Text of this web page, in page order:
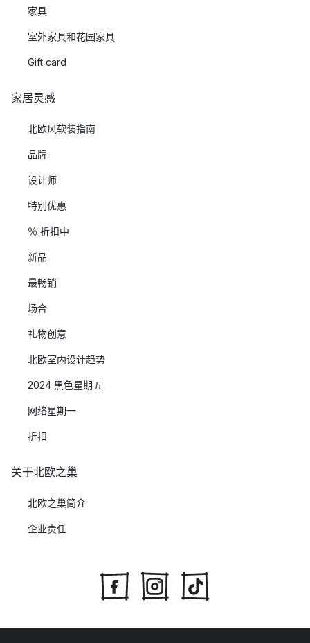
家具
室外家具和花园家具
Gift card
家居灵感
北欧风软装指南
品牌
设计师
特别优惠
％ 折扣中
新品
最畅销
场合
礼物创意
北欧室内设计趋势
2024 黑色星期五
网络星期一
折扣
关于北欧之巢
北欧之巢简介
企业责任